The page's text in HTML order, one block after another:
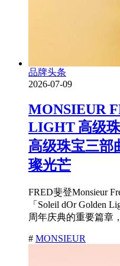
品牌头条
2026-07-09
MONSIEUR
LIGHT 高级
高级珠宝三部
璨光芒
FRED斐登Monsieur
「Soleil dOr Golden
周年庆典的重要篇章
# MONSIEUR